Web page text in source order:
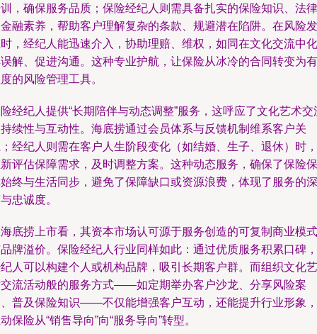
，确保服务品质；保险经纪人则需具备扎实的保险知识、法律
融素养，帮助客户理解复杂的条款、规避潜在陷阱。在风险发
，经纪人能迅速介入，协助理赔、维权，如同在文化交流中化
解、促进沟通。这种专业护航，让保险从冰冷的合同转变为有
的风险管理工具。
经纪人提供“长期陪伴与动态调整”服务，这呼应了文化艺术交
续性与互动性。海底捞通过会员体系与反馈机制维系客户关
经纪人则需在客户人生阶段变化（如结婚、生子、退休）时，
评估保障需求，及时调整方案。这种动态服务，确保了保险保
终与生活同步，避免了保障缺口或资源浪费，体现了服务的深
忠诚度。
底捞上市看，其资本市场认可源于服务创造的可复制商业模式
牌溢价。保险经纪人行业同样如此：通过优质服务积累口碑，
人可以构建个人或机构品牌，吸引长期客户群。而组织文化艺
流活动般的服务方式——如定期举办客户沙龙、分享风险案
普及保险知识——不仅能增强客户互动，还能提升行业形象，
保险从“销售导向”向“服务导向”转型。